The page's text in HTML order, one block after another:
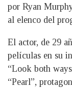
por Ryan
al elenco del
El actor, de 29
películas en su
“Look both
“Pearl”,